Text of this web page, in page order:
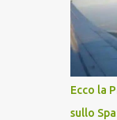
lo scopo
tempo
del
andava
Ecco la
sullo